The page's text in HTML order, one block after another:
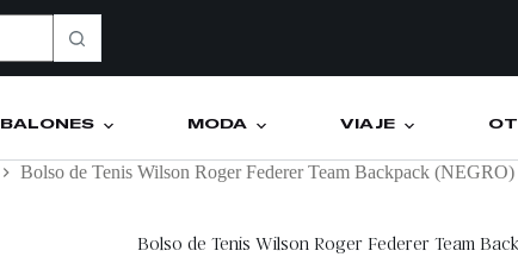
BALONES MODA VIAJE
Bolso de Tenis Wilson Roger Federer Team Backpack
Bolso de Tenis Wilson Roger Federer Team